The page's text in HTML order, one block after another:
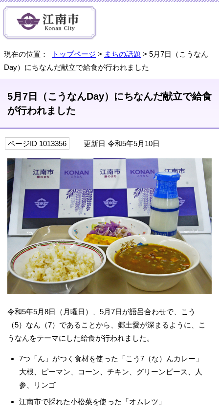
現在の位置： トップページ > まちの話題 > 5月7日（こうなん
Day）にちなんだ献立で給食が行われました
5月7日（こうなんDay）にちなんだ献立で給食
が行われました
ページID 1013356 更新日 令和5年5月10日
令和5年5月8日（月曜日）、5月7日が語呂合わせで、こう
（5）なん（7）であることから、郷土愛が深まるように、こ
うなんをテーマにした給食が行われました。
7つ「ん」がつく食材を使った「こう7（な）んカレー」
大根、ピーマン、コーン、チキン、グリーンピース、人
参、リンゴ
江南市で採れた小松菜を使った「オムレツ」